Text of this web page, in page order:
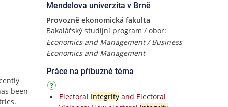
been
Mendelova univerzita v Brně
Provozně ekonomická fakulta
Bakalářský studijní program / obor:
Economics and Management / Business
Economics and Management
Práce na příbuzné téma
Electoral Integrityand Electoral